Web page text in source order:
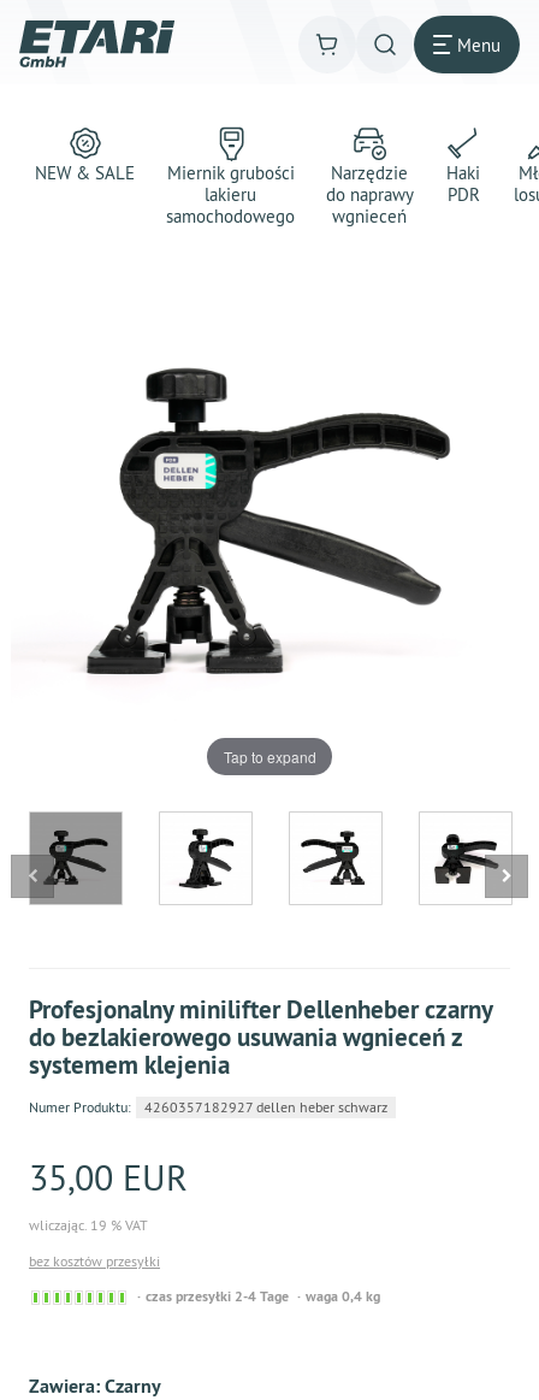
Menu
NEW & SALE
Miernik grubości
lakieru
samochodowego
Narzędzie
do naprawy
wgnieceń
Haki
PDR
Tap to expand
Profesjonalny minilifter Dellenheber czarny
do bezlakierowego usuwania wgnieceń z
systemem klejenia
Numer Produktu: 4260357182927 dellen heber schwarz
35,00 EUR
wliczając. 19 % VAT
bez kosztów przesyłki
Sofort
czas przesyłki 2-4 Tage waga 0,4 kg
Zawiera:Czarny